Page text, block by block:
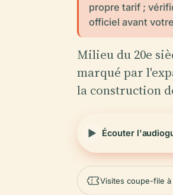
propre tarif ;
officiel avant
Milieu du 20e
marqué par
la construction
Écouter
Visites coupe-file